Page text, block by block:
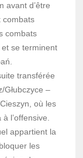
avant d’être
combats
combats
et se terminent
transférée
Głubczyce –
où les
l’offensive.
appartient la
les